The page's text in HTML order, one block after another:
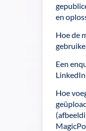
en
Hoe de
Een
Hoe